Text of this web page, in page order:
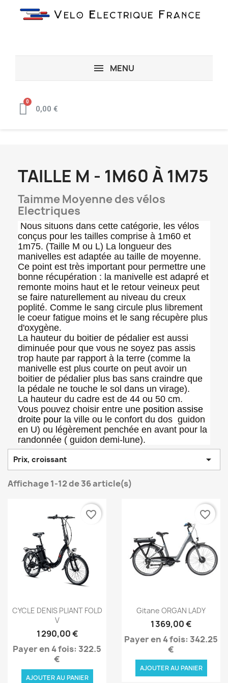
MENU
0,00 €
TAILLE M - 1M60 À 1M75
Taimme Moyenne des vélos
Electriques
Nous situons dans cette catégorie, les vélos
conçus pour les tailles comprise à 1m60 et
1m75. (Taille M ou L) La longueur des
manivelles est adaptée au taille de moyenne.
Ce point est très important pour permettre une
bonne récupération : la manivelle est adapré et
remonte moins haut et le retour veineux peut
se faire naturellement au niveau du creux
poplité. Comme le sang circule plus librement
le coeur fatigue moins et le sang récupère plus
d'oxygène.
La hauteur du boitier de pédalier est aussi
diminuée pour que vous ne soyez pas assis
trop haute par rapport à la terre (comme la
manivelle est plus courte on peut avoir un
boitier de pédalier plus bas sans craindre que
la pédale ne touche le sol dans un virage).
La hauteur du cadre est de 44 ou 50 cm.
Vous pouvez choisir entre une position assise
droite pour la ville ou le confort du dos guidon
en U) ou légèrement penchée en avant pour la
randonnée ( guidon demi-lune).
Prix, croissant 
Affichage 1-12 de 36 article(s)
Aperçu rapide
CYCLE DENIS PLIANT FOLD
V
1 290,00 €
Payer en 4 fois: 322.5
€
AJOUTER AU PANIER
favorite_border
Aperçu rapide
Gitane ORGAN LADY
1 369,00 €
Payer en 4 fois: 342.25
€
AJOUTER AU PANIER
favorite_border